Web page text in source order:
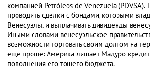
компанией Petróleos de Venezuela (PDVSA).
проводить сделки с бондами, которыми
Венесуэлы, и выплачивать дивиденды
Иными словами венесуэльское
возможности торговать своим долгом на
еще проще: Америка лишает Мадуро
пополнения его тощего бюджета.